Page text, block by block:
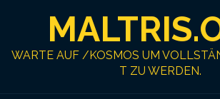
WARTE AUF /KOSMOS UM
T ZU WERDEN.